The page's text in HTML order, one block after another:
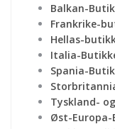
Balkan-
Frankrike-
Hellas-
Italia-
Spania-
Tyskland-
Øst-Europa-